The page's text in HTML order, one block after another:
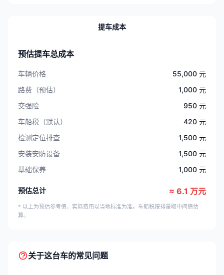
提车成本
预估提车总成本
车辆价格
55,000 元
路费（预估）
1,000 元
交强险
950 元
车船税（默认）
420 元
检测定位排查
1,500 元
安装安防设备
1,500 元
基础保养
1,000 元
预估总计 ≈ 6.1 万元
* 以上为预估参考值，实际费用以当地标准为准。车船税按排量取中间值估
算。
关于这台车的常见问题